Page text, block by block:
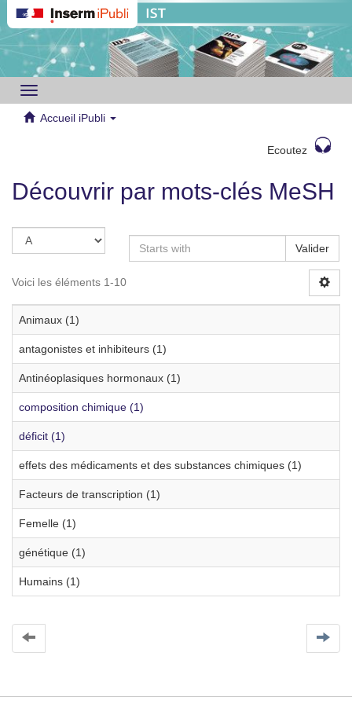
Toggle
navigation
Accueil iPubli
Ecoutez
Découvrir par mots-clés MeSH
Valider
Voici les éléments 1-10
Animaux (1)
antagonistes et inhibiteurs (1)
Antinéoplasiques hormonaux (1)
composition chimique (1)
déficit (1)
effets des médicaments et des substances chimiques (1)
Facteurs de transcription (1)
Femelle (1)
génétique (1)
Humains (1)